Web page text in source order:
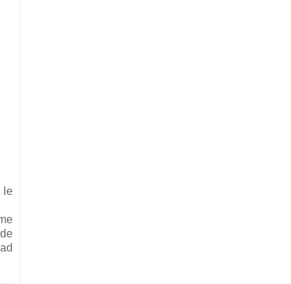
le